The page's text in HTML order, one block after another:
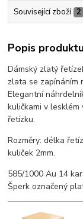
Související zboží 2
Popis
Dámský zlatý
zlata se zapínáním
Elegantní
kuličkami v
řetízku.
Rozměry: délka
kuliček 2mm.
585/1000 Au 14
Šperk označený